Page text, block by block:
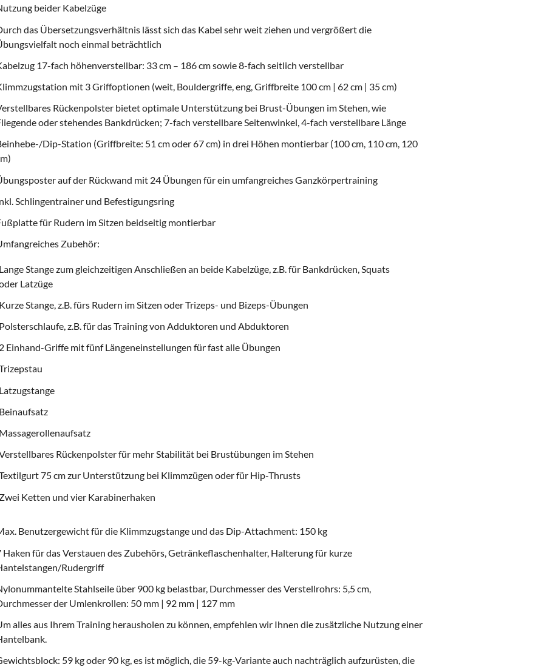
beider Kabelzüge
das Übersetzungsverhältnis lässt sich das Kabel sehr weit ziehen und vergrößert die
noch einmal beträchtlich
17-fach höhenverstellbar: 33 cm – 186 cm sowie 8-fach seitlich verstellbar
mit 3 Griffoptionen (weit, Bouldergriffe, eng, Griffbreite 100 cm | 62 cm | 35 cm)
Rückenpolster bietet optimale Unterstützung bei Brust-Übungen im Stehen, wie
oder stehendes Bankdrücken; 7-fach verstellbare Seitenwinkel, 4-fach verstellbare Länge
Dip-Station (Griffbreite: 51 cm oder 67 cm) in drei Höhen montierbar (100 cm, 110 cm, 120
auf der Rückwand mit 24 Übungen für ein umfangreiches Ganzkörpertraining
Schlingentrainer und Befestigungsring
für Rudern im Sitzen beidseitig montierbar
Zubehör:
Lange Stange zum gleichzeitigen Anschließen an beide Kabelzüge, z.B. für Bankdrücken, Squats
Latzüge
Kurze Stange, z.B. fürs Rudern im Sitzen oder Trizeps- und Bizeps-Übungen
Polsterschlaufe, z.B. für das Training von Adduktoren und Abduktoren
2 Einhand-Griffe mit fünf Längeneinstellungen für fast alle Übungen
Latzugstange
Beinaufsatz
Massagerollenaufsatz
Rückenpolster für mehr Stabilität bei Brustübungen im Stehen
75 cm zur Unterstützung bei Klimmzügen oder für Hip-Thrusts
Zwei Ketten und vier Karabinerhaken
Benutzergewicht für die Klimmzugstange und das Dip-Attachment: 150 kg
Haken für das Verstauen des Zubehörs, Getränkeflaschenhalter, Halterung für kurze
Rudergriff
Stahlseile über 900 kg belastbar, Durchmesser des Verstellrohrs: 5,5 cm,
der Umlenkrollen: 50 mm | 92 mm | 127 mm
alles aus Ihrem Training herausholen zu können, empfehlen wir Ihnen die zusätzliche Nutzung einer
.
59 kg oder 90 kg, es ist möglich, die 59-kg-Variante auch nachträglich aufzurüsten, die